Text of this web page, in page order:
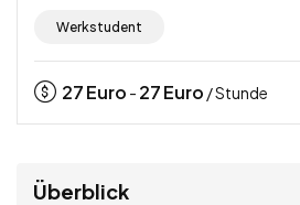
Werkstudent
27Euro - 27Euro / Stunde
Überblick